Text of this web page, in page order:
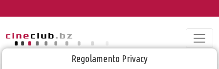
Regolamento Privacy